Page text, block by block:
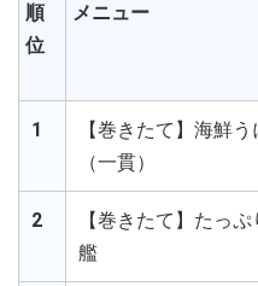
順
位
メニュー
1
【巻きたて】海鮮
（一貫）
2
【巻きたて】たっ
艦